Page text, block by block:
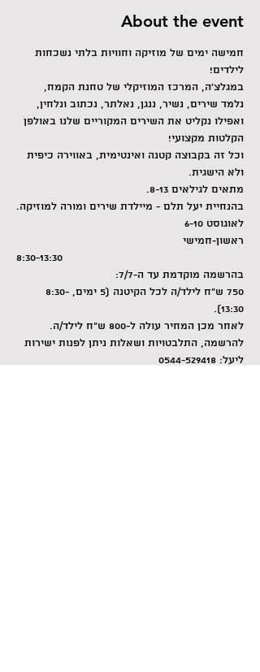
About the event
חמישה ימים של מוזיקה וחוויות בלתי נשכחות
לילדים!
במגלצ'ה, המרכז המוזיקלי של טחנת הקמח,
נלמד שירים, נשיר, ננגן, נאלתר, נכתוב ונלחין,
ואפילו נקליט את השירים המקוריים שלנו באולפן
הקלטות מקצועי!
וכל זה בקבוצה קטנה ואינטימית, באווירה כיפית
ולא הישגית.
מתאים לגילאים 8-13.
בהנחיית יעל תלם - מיילדת שירים ומורה למוזיקה.
לאוגוסט 6-10
ראשון-חמישי
8:30-13:30
בהרשמה מוקדמת עד ה-7/7:
750 ש"ח לילד/ה לכל הקיטנה (5 ימים, 8:30-
13:30).
לאחר מכן המחיר עולה ל-800 ש"ח לילד/ה.
להרשמה, התלבטויות ושאלות ניתן לפנות ישירות
ליעל: 0544-529418